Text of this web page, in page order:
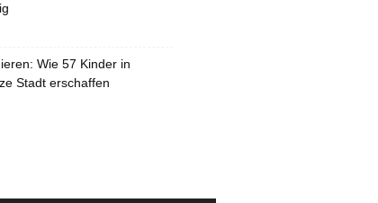
Wie 57 Kinder in
Stadt erschaffen